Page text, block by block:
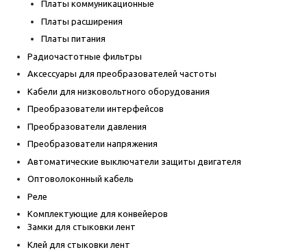
Платы коммуникационные
Платы расширения
Платы питания
Радиочастотные фильтры
Аксессуары для преобразователей частоты
Кабели для низковольтного оборудования
Преобразователи интерфейсов
Преобразователи давления
Преобразователи напряжения
Автоматические выключатели защиты двигателя
Оптоволоконный кабель
Реле
Комплектующие для конвейеров
Замки для стыковки лент
Клей для стыковки лент